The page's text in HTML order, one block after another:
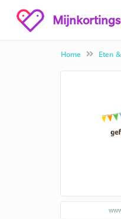
Home Eten